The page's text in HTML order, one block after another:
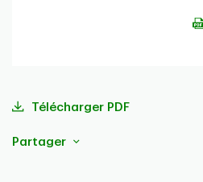
Télécharger PDF
Partager